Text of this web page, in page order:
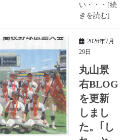
い・・・[続
きを読む]
2026年7月
29日
丸山景
右BLOG
を更新
しまし
た。｢し